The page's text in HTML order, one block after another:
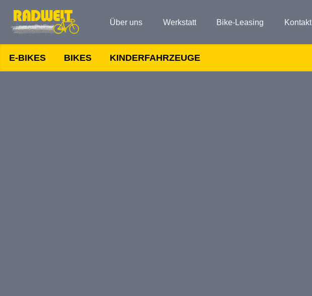
Über uns Werkstatt Bike-Leasing Kontakt
E-BIKES BIKES KINDERFAHRZEUGE